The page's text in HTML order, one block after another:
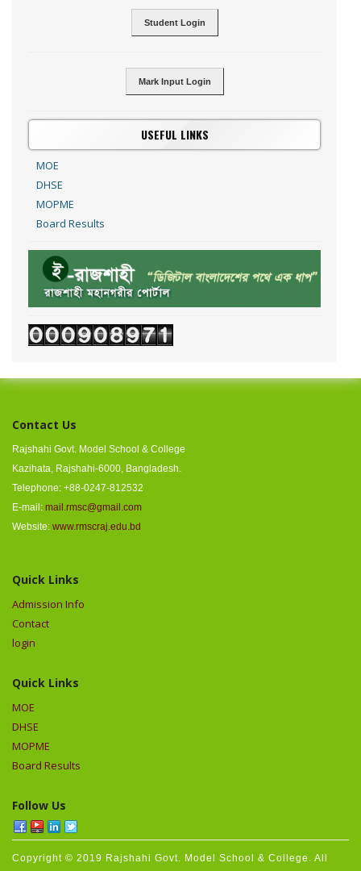
Student Login
Mark Input Login
USEFUL LINKS
MOE
DHSE
MOPME
Board Results
Contact Us
Rajshahi Govt. Model School & College
Kazihata, Rajshahi-6000, Bangladesh.
Telephone: +88-0247-812532
E-mail: mail.rmsc@gmail.com
Website: www.rmscraj.edu.bd
Quick Links
Admission Info
Contact
login
Quick Links
MOE
DHSE
MOPME
Board Results
Follow Us
Copyright © 2019 Rajshahi Govt. Model School & College. All